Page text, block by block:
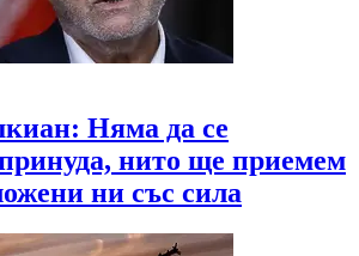
Няма да се
нито ще приемем
ни със сила